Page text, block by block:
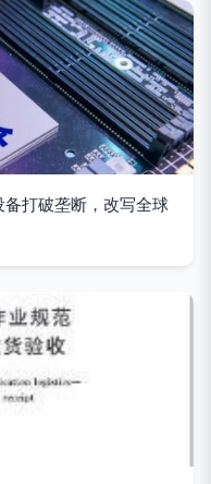
备打破垄断，改写全球